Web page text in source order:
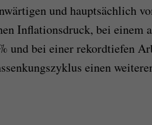
und hauptsächlich
Inflationsdruck, bei einem
und bei einer rekordtiefen
einen